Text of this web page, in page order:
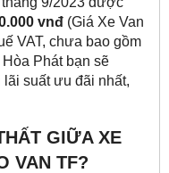
vnđ (Giá Xe Van
VAT, chưa bao gồm
Phát bạn sẽ
suất ưu đãi nhất,
GIỮA XE
VAN TF?